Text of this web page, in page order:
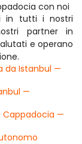
con noi
in tutti i nostri
partner in
e operano
da Istanbul —
—
Cappadocia —